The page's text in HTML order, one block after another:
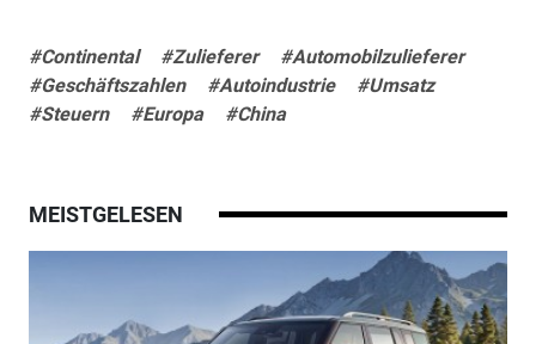
#Continental #Zulieferer
#Automobilzulieferer
#Geschäftszahlen
#Autoindustrie
#Umsatz
#Steuern
#Europa #China
MEISTGELESEN